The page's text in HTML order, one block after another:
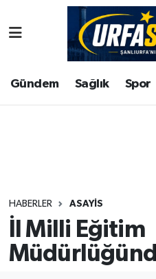
Gündem Sağlık Spor
HABERLER ASAYİS
İl Milli Eğitim
ASAYİS
ÇEVRE
Gündem
Kültür
Şanlıurfa Nöbetçi
Şanlıurfa Hava
Tüm Manşetler
Son Dakika Haberleri